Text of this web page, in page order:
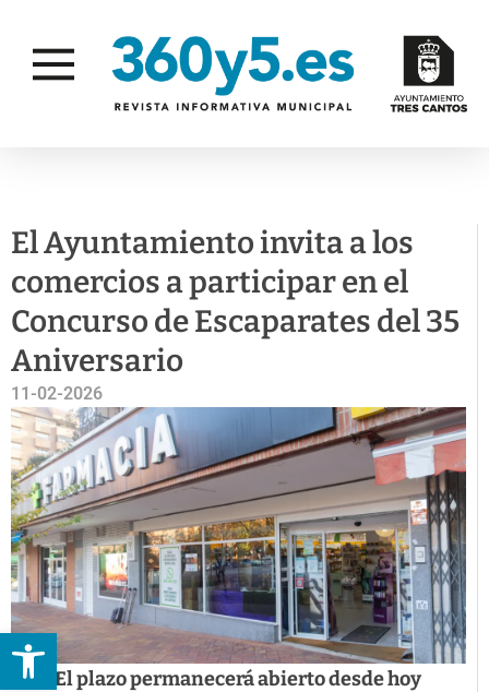
Abrir barra de herramientas
El Ayuntamiento invita a los
comercios a participar en el
Concurso de Escaparates del 35
Aniversario
11-02-2026
El plazo permanecerá abierto desde hoy